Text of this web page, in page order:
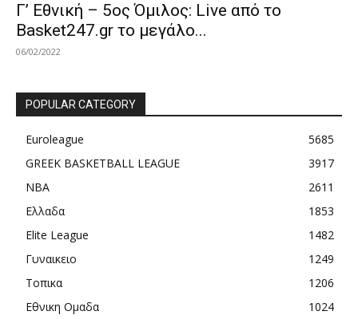
Γ’ Εθνική – 5ος Όμιλος: Live από το
Basket247.gr το μεγάλο...
06/02/2022
POPULAR CATEGORY
Euroleague
5685
GREEK BASKETBALL LEAGUE
3917
NBA
2611
Ελλαδα
1853
Elite League
1482
Γυναικειο
1249
Τοπικα
1206
Εθνικη Ομαδα
1024